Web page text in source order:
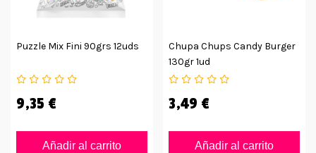
Puzzle Mix Fini 90grs 12uds
9,35 €
Añadir al carrito
Chupa Chups Candy Burger
130gr 1ud
3,49 €
Añadir al carrito